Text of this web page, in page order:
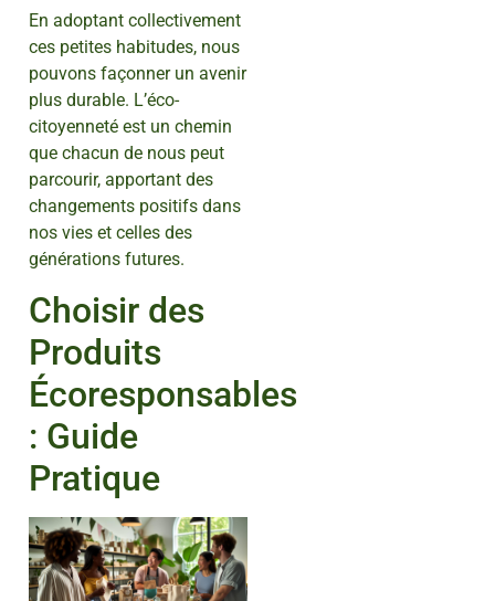
En adoptant collectivement
ces petites habitudes, nous
pouvons façonner un avenir
plus durable. L’éco-
citoyenneté est un chemin
que chacun de nous peut
parcourir, apportant des
changements positifs dans
nos vies et celles des
générations futures.
Choisir des
Produits
Écoresponsables
: Guide
Pratique